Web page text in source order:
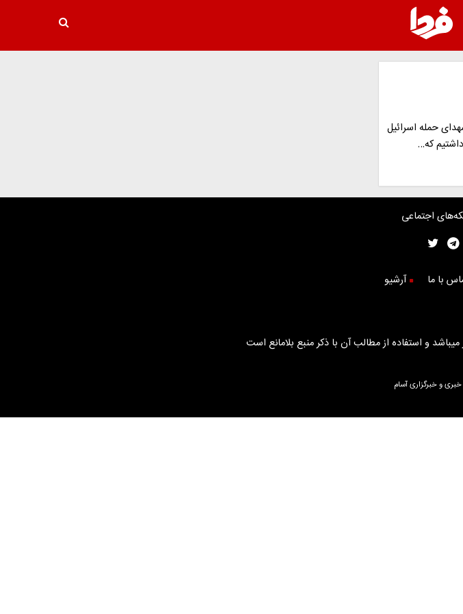
حمله اسرائیل
اجتماعی
با ما آرشیو
و استفاده از مطالب آن با ذکر منبع بلامانع است
و خبرگزاری آسام